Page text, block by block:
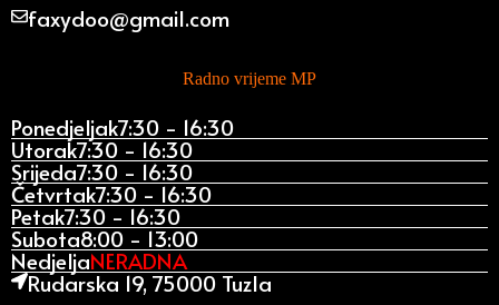
faxydoo@gmail.com
Radno vrijeme MP
Ponedjeljak7:30 - 16:30
Utorak7:30 - 16:30
Srijeda7:30 - 16:30
Četvrtak7:30 - 16:30
Petak7:30 - 16:30
Subota8:00 - 13:00
NedjeljaNERADNA
Rudarska 19, 75000 Tuzla